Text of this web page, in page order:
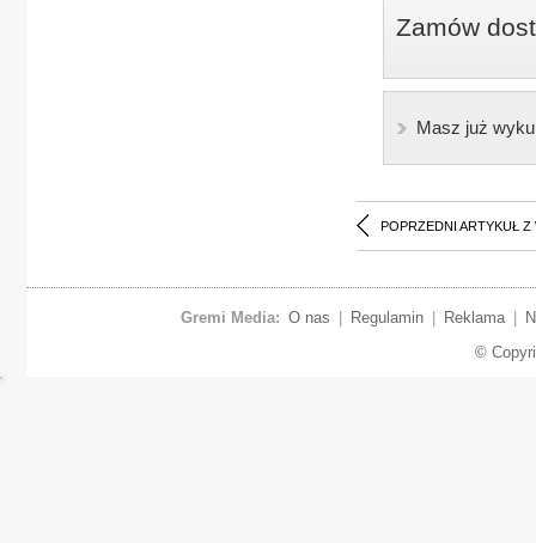
Zamów
Masz już
POPRZEDNI ARTYKUŁ Z
Gremi Media: O nas Regulamin Reklama
©